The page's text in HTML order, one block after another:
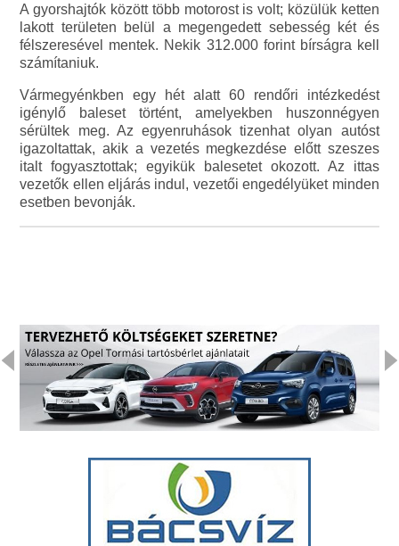
A gyorshajtók között több motorost is volt; közülük ketten
lakott területen belül a megengedett sebesség két és
félszeresével mentek. Nekik 312.000 forint bírságra kell
számítaniuk.
Vármegyénkben egy hét alatt 60 rendőri intézkedést
igénylő baleset történt, amelyekben huszonnégyen
sérültek meg. Az egyenruhások tizenhat olyan autóst
igazoltattak, akik a vezetés megkezdése előtt szeszes
italt fogyasztottak; egyikük balesetet okozott. Az ittas
vezetők ellen eljárás indul, vezetői engedélyüket minden
esetben bevonják.